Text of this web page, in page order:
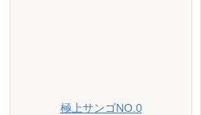
極上サンゴNO.0